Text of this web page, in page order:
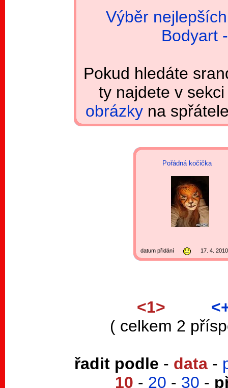
Výběr
Bodyart
Pokud hledáte
ty najdete v
obrázkyna
datum přidání 17. 4. 2010
Pořádná kočička
<1>
( celkem 2
řadit podle - data-
10 - 20 - 30 -